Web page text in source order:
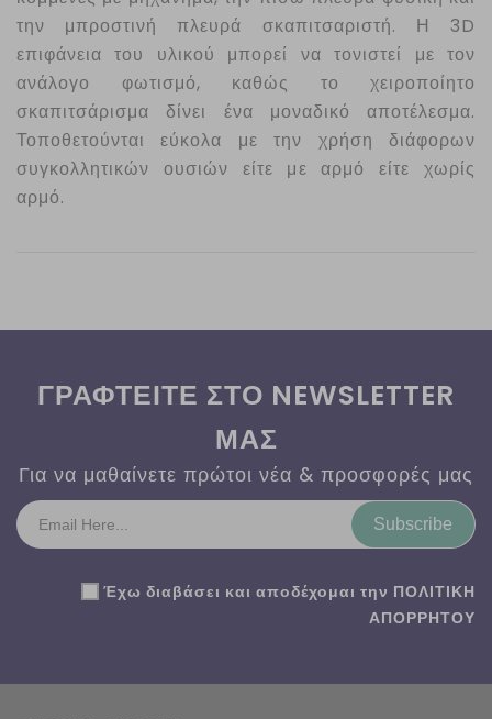
την μπροστινή πλευρά σκαπιτσαριστή. Η 3D
επιφάνεια του υλικού μπορεί να τονιστεί με τον
ανάλογο φωτισμό, καθώς το χειροποίητο
σκαπιτσάρισμα δίνει ένα μοναδικό αποτέλεσμα.
Τοποθετούνται εύκολα με την χρήση διάφορων
συγκολλητικών ουσιών είτε με αρμό είτε χωρίς
αρμό.
ΓΡΑΦΤΕΙΤΕ ΣΤΟ NEWSLETTER
ΜΑΣ
Για να μαθαίνετε πρώτοι νέα & προσφορές μας
Subscribe
Έχω διαβάσει και αποδέχομαι την ΠΟΛΙΤΙΚΗ
ΑΠΟΡΡΗΤΟΥ